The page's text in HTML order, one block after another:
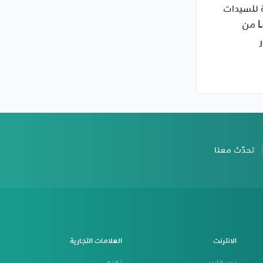
للسيدات
Lora Reno 3 من
تحدّث معنا
الانترنت
العلامات التجارية